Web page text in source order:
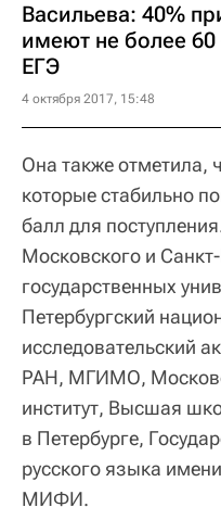
Васильева: 40%
имеют не более
ЕГЭ
4 октября 2017, 15:48
Она также отметила,
которые стабильно
балл для
Московского и
государственных
Петербургский
исследовательский
РАН, МГИМО,
институт, Высшая
в Петербурге,
русского языка
МИФИ.